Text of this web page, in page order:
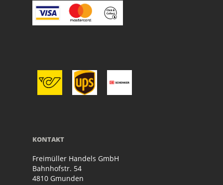
KONTAKT
Freimüller Handels GmbH
Bahnhofstr. 54
4810 Gmunden